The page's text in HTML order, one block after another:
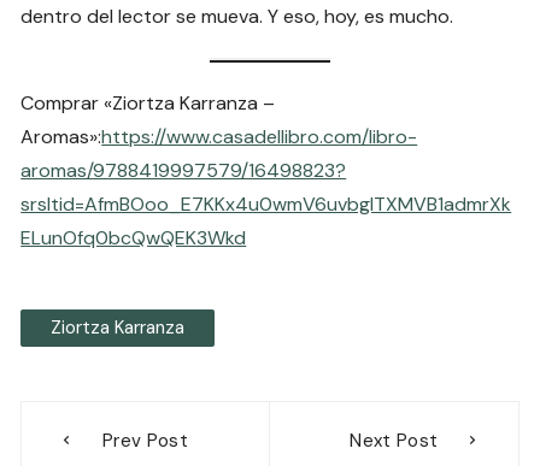
dentro del lector se mueva. Y eso, hoy, es mucho.
Comprar «Ziortza Karranza –
Aromas»:https://www.casadellibro.com/libro-
aromas/9788419997579/16498823?
srsltid=AfmBOoo_E7KKx4u0wmV6uvbglTXMVB1admrXk
ELunOfq0bcQwQEK3Wkd
Ziortza Karranza
Prev Post Next Post